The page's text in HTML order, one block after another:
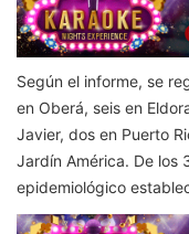
Según el informe, se
en Oberá, seis en
Javier, dos en Puerto
Jardín América. De los
epidemiológico